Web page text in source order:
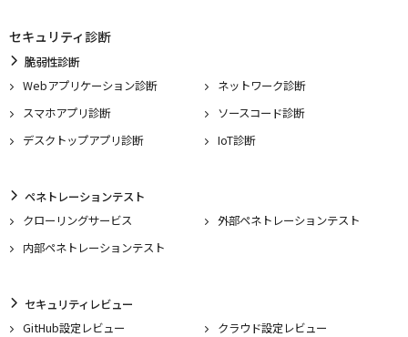
セキュリティ診断
脆弱性診断
Webアプリケーション診断
ネットワーク診断
スマホアプリ診断
ソースコード診断
デスクトップアプリ診断
IoT診断
ペネトレーションテスト
クローリングサービス
外部ペネトレーションテスト
内部ペネトレーションテスト
セキュリティレビュー
GitHub設定レビュー
クラウド設定レビュー